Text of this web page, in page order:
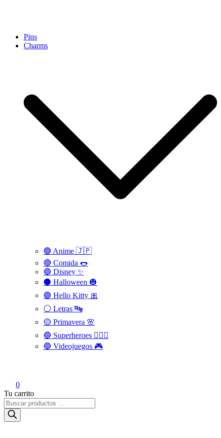
Pinpollo Store
Pins
Charms
🟢 Anime 🇯🇵
🔴 Comida 🌭
🔵 Disney ✨
⚫ Halloween 🎃
🟣 Hello Kitty 🎀
⚪️ Letras 🔤
🟡 Primavera 🌸
🔵 Superheroes 🦸🏻‍♂️
🔵 Videojuegos 🎮
0
Tu carrito
Búsqueda
de
productos